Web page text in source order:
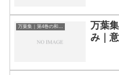
万葉集｜第4巻の和歌一覧
万葉
み｜